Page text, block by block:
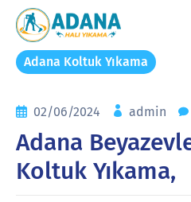
Adana Koltuk Yıkama
02/06/2024 admin
Adana
Koltuk Yıkama,